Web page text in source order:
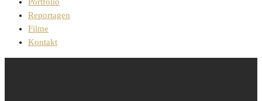
Reportagen
Filme
Kontakt